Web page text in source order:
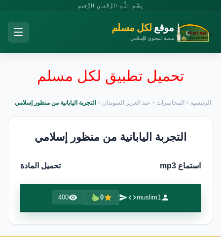
بِسْمِ اللَّـهِ الرَّحْمَـٰنِ الرَّحِيمِ
موقع لكل مسلم
منصة المحتوى الإسلامي
تحميل تطبيق لكل مسلم
الرئيسية المحاضرات عبد العزيز السويدان التجربة اليابانية من منظور إسلامي
التجربة اليابانية من منظور إسلامي
استماع mp3 تحميل المادة
muslim1
0
400